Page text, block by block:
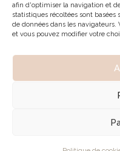
afin d'optimiser la navigation et
statistiques récoltées sont basées
de données dans les navigateurs.
et vous pouvez modifier votre
© 2026 | Tous